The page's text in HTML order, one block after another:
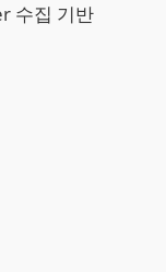
수집 기반